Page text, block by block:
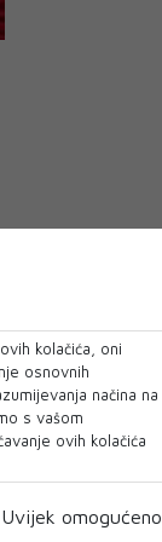
kolačića, oni
osnovnih
načina na
s vašom
ovih kolačića
Uvijek omogućeno